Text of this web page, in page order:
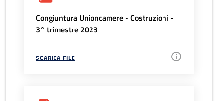
Congiuntura Unioncamere - Costruzioni -
3° trimestre 2023
SCARICA FILE